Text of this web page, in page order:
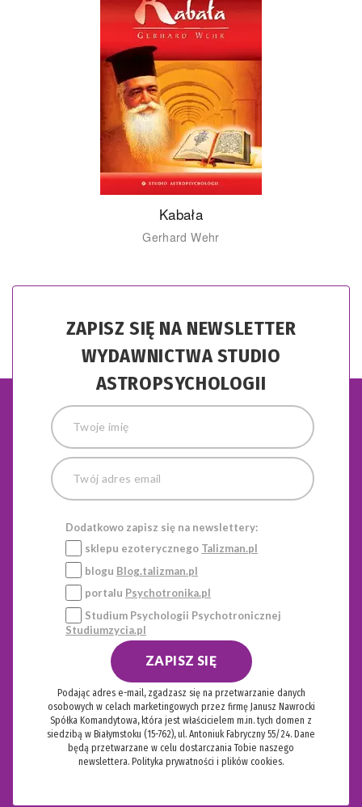
Kabała
Gerhard Wehr
ZAPISZ SIĘ NA NEWSLETTER
WYDAWNICTWA STUDIO
ASTROPSYCHOLOGII
Dodatkowo zapisz się na newslettery:
sklepu ezoterycznego Talizman.pl
blogu Blog.talizman.pl
portalu Psychotronika.pl
Studium Psychologii Psychotronicznej
Studiumzycia.pl
ZAPISZ SIĘ
Podając adres e-mail, zgadzasz się na przetwarzanie danych
osobowych w celach marketingowych przez firmę Janusz Nawrocki
Spółka Komandytowa, która jest właścicielem m.in. tych domen z
siedzibą w Białymstoku (15-762), ul. Antoniuk Fabryczny 55/24. Dane
będą przetwarzane w celu dostarczania Tobie naszego
newslettera. Polityka prywatności i plików cookies.